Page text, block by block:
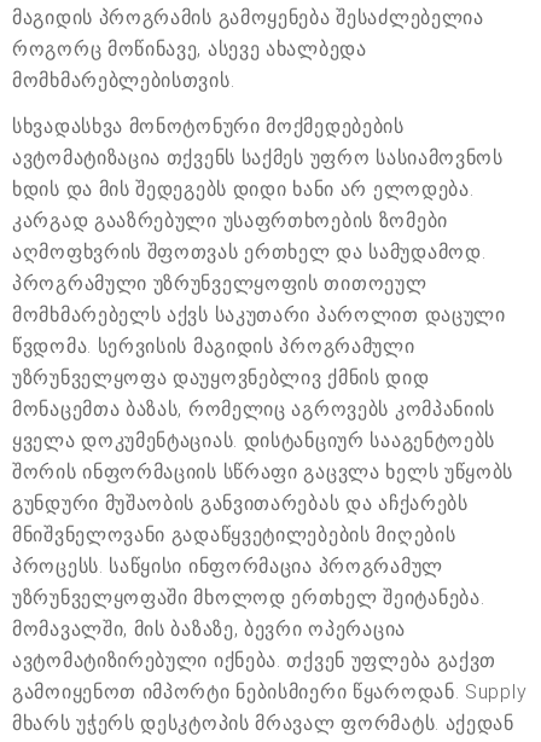
მაგიდის პროგრამის გამოყენება შესაძლებელია
როგორც მოწინავე, ასევე ახალბედა
მომხმარებლებისთვის.
სხვადასხვა მონოტონური მოქმედებების
ავტომატიზაცია თქვენს საქმეს უფრო სასიამოვნოს
ხდის და მის შედეგებს დიდი ხანი არ ელოდება.
კარგად გააზრებული უსაფრთხოების ზომები
აღმოფხვრის შფოთვას ერთხელ და სამუდამოდ.
პროგრამული უზრუნველყოფის თითოეულ
მომხმარებელს აქვს საკუთარი პაროლით დაცული
წვდომა. სერვისის მაგიდის პროგრამული
უზრუნველყოფა დაუყოვნებლივ ქმნის დიდ
მონაცემთა ბაზას, რომელიც აგროვებს კომპანიის
ყველა დოკუმენტაციას. დისტანციურ სააგენტოებს
შორის ინფორმაციის სწრაფი გაცვლა ხელს უწყობს
გუნდური მუშაობის განვითარებას და აჩქარებს
მნიშვნელოვანი გადაწყვეტილებების მიღების
პროცესს. საწყისი ინფორმაცია პროგრამულ
უზრუნველყოფაში მხოლოდ ერთხელ შეიტანება.
მომავალში, მის ბაზაზე, ბევრი ოპერაცია
ავტომატიზირებული იქნება. თქვენ უფლება გაქვთ
გამოიყენოთ იმპორტი ნებისმიერი წყაროდან. Supply
მხარს უჭერს დესკტოპის მრავალ ფორმატს. აქედან